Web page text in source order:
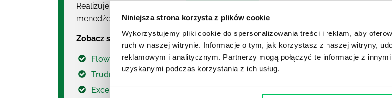
Niniejsza strona korzysta z plików cookie
Wykorzystujemy pliki cookie do spersonalizowania treści i reklam, aby
ruch w naszej witrynie. Informacje o tym, jak korzystasz z naszej witryny,
reklamowym i analitycznym. Partnerzy mogą połączyć te informacje z
uzyskanymi podczas korzystania z ich usług.
Realizujemy szkolenia stacjonarne otwarte, szkolenia zamknięte oraz
menedżerskie online.
Zobacz szkolenia związane z obszarem menadżerskim:
Flow - jak przejść od apatii do pasji w miejscu pracy?
Trudne, wyzwaniowe rozmowy menedżerskie
Excellent Manager- sztuka delegowania i motywowania zespołu